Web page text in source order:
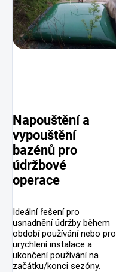
Napouštění a
vypouštění
bazénů pro
údržbové
operace
Ideální řešení pro
usnadnění údržby během
období používání nebo pro
urychlení instalace a
ukončení používání na
začátku/konci sezóny.